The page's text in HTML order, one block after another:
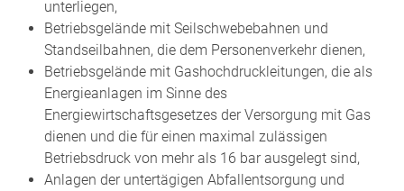
unterliegen,
Betriebsgelände mit Seilschwebebahnen und
Standseilbahnen, die dem Personenverkehr dienen,
Betriebsgelände mit Gashochdruckleitungen, die als
Energieanlagen im Sinne des
Energiewirtschaftsgesetzes der Versorgung mit Gas
dienen und die für einen maximal zulässigen
Betriebsdruck von mehr als 16 bar ausgelegt sind,
Anlagen der untertägigen Abfallentsorgung und